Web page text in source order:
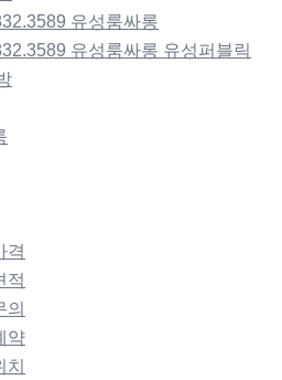
유성룸싸롱
유성룸싸롱 유성퍼블릭
격
적
의
약